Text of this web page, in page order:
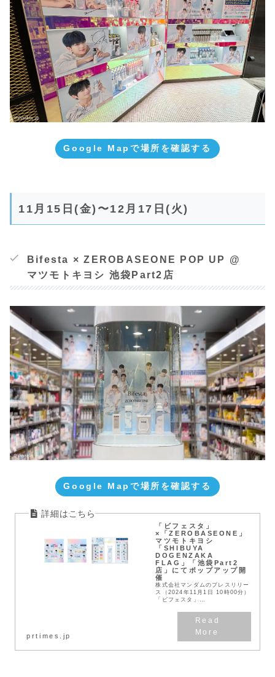
Google Mapで場所を確認する
11月15日(金)〜12月17日(火)
Bifesta × ZEROBASEONE POP UP @
マツモトキヨシ 池袋Part2店
Google Mapで場所を確認する
「ビフェスタ」
×「ZEROBASEONE」
マツモトキヨシ
「SHIBUYA
DOGENZAKA
FLAG」「池袋Part2
店」にてポップアップ開
催
株式会社マンダムのプレスリリー
ス（2024年11月1日 10時00分）
「ビフェスタ」
DOGENZAKA FLAG」「池袋
Part2店」にて...
prtimes.jp